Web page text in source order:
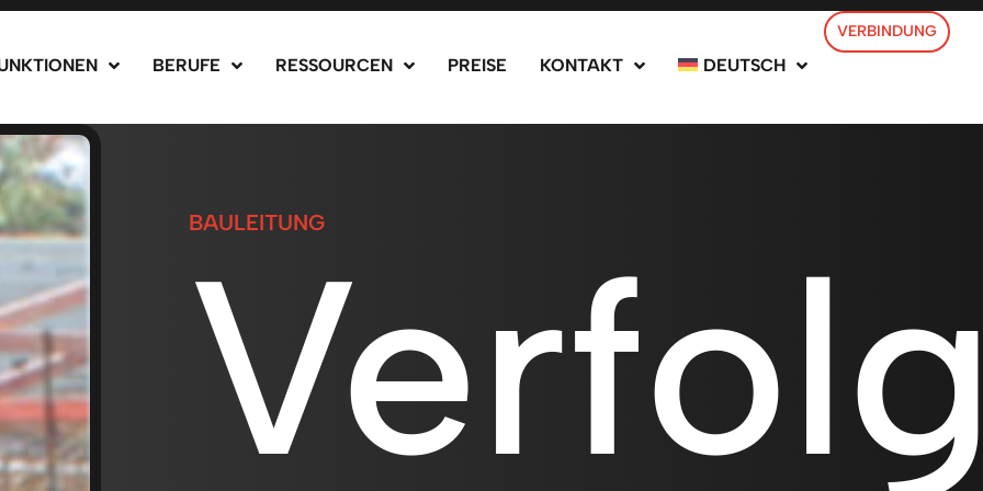
BERUFE RESSOURCEN PREISE KONTAKT DEUTSCH
VERBINDUNG
BAULEITUNG